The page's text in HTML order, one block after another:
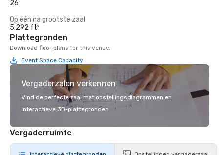
26
Op één na grootste zaal
5.292 ft²
Plattegronden
Download floor plans for this venue.
Event Space Capacity
Vergaderzalen verkennen
Vind de perfecte zaal met opstellingsdiagrammen en
interactieve 3D-plattegronden.
Vergaderruimte